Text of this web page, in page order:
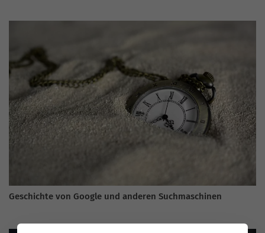
Geschichte von Google und anderen Suchmaschinen